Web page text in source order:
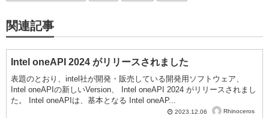
関連記事
Intel oneAPI 2024 がリリースされました
表題のとおり、intel社が開発・販売している開発用ソフトウェア、
Intel oneAPIの新しいVersion、 Intel oneAPI 2024 がリリースされまし
た。 Intel oneAPIは、基本となる Intel oneAP...
2023.12.06 Rhinoceros